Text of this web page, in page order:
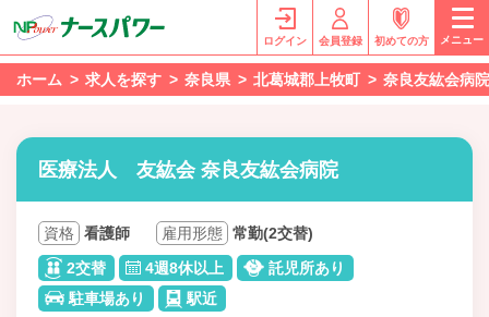
ログイン 会員登録 初めての方 メニュー
ホーム 求人を探す 奈良県 北葛城郡上牧町 奈良友紘会病院
医療法人 友紘会 奈良友紘会病院
資格 看護師 雇用形態 常勤(2交替)
2交替
4週8休以上
託児所あり
駐車場あり
駅近